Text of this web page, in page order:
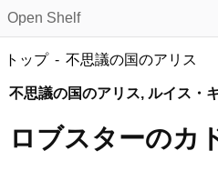
Open Shelf
トップ 不思議の国のアリス
不思議の国のアリス, ルイス・
ロブスターのカ